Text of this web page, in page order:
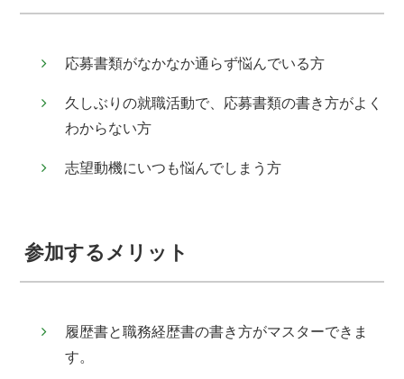
応募書類がなかなか通らず悩んでいる方
久しぶりの就職活動で、応募書類の書き方がよく
わからない方
志望動機にいつも悩んでしまう方
参加するメリット
履歴書と職務経歴書の書き方がマスターできま
す。